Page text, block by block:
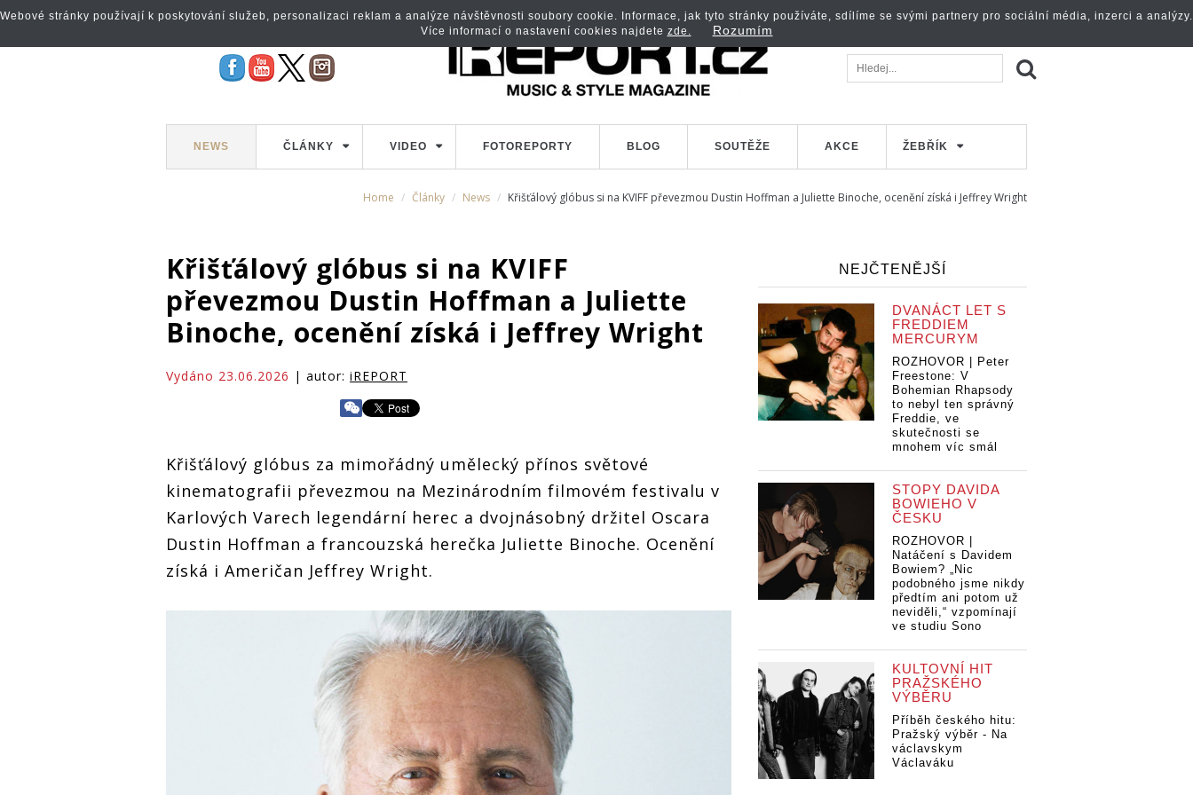
NEWS ČLÁNKY VIDEO FOTOREPORTY BLOG SOUTĚŽE AKCE ŽEBŘÍK
Home Články News Křišťálový glóbus si na KVIFF převezmou Dustin Hoffman a Juliette Binoche, ocenění získá i Jeffrey Wright
Křišťálový glóbus si na KVIFF
převezmou Dustin Hoffman a Juliette
Binoche, ocenění získá i Jeffrey Wright
Vydáno 23.06.2026 | autor: iREPORT
Křišťálový glóbus za mimořádný umělecký přínos světové
kinematografii převezmou na Mezinárodním filmovém festivalu v
Karlových Varech legendární herec a dvojnásobný držitel Oscara
Dustin Hoffman a francouzská herečka Juliette Binoche. Ocenění
získá i Američan Jeffrey Wright.
NEJČTENĚJŠÍ
DVANÁCT LET S
FREDDIEM
MERCURYM
ROZHOVOR | Peter
Freestone: V
Bohemian Rhapsody
to nebyl ten správný
Freddie, ve
skutečnosti se
mnohem víc smál
STOPY DAVIDA
BOWIEHO V
ČESKU
ROZHOVOR |
Natáčení s Davidem
Bowiem? „Nic
podobného jsme nikdy
předtím ani potom už
neviděli,“ vzpomínají
ve studiu Sono
KULTOVNÍ HIT
PRAŽSKÉHO
VÝBĚRU
Příběh českého hitu:
Pražský výběr - Na
václavskym
Václaváku
Webové stránky používají k poskytování služeb, personalizaci reklam a analýze návštěvnosti soubory cookie. Informace, jak tyto stránky používáte, sdílíme se svými partnery pro sociální média, inzerci a analýzy.
Více informací o nastavení cookies najdete zde. Rozumím